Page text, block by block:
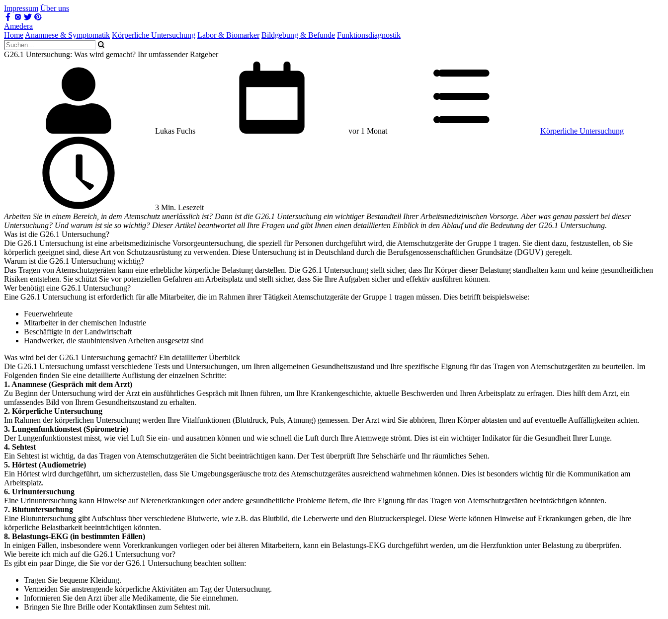
Impressum Über uns
Amedera
Home Anamnese & Symptomatik Körperliche Untersuchung Labor & Biomarker Bildgebung & Befunde Funktionsdiagnostik
G26.1 Untersuchung: Was wird gemacht? Ihr umfassender Ratgeber
Lukas Fuchs vor 1 Monat Körperliche Untersuchung
3 Min. Lesezeit
Arbeiten Sie in einem Bereich, in dem Atemschutz unerlässlich ist? Dann ist die G26.1 Untersuchung ein wichtiger Bestandteil Ihrer Arbeitsmedizinischen Vorsorge. Aber was genau passiert bei dieser
Untersuchung? Und warum ist sie so wichtig? Dieser Artikel beantwortet all Ihre Fragen und gibt Ihnen einen detaillierten Einblick in den Ablauf und die Bedeutung der G26.1 Untersuchung.
Was ist die G26.1 Untersuchung?
Die G26.1 Untersuchung ist eine arbeitsmedizinische Vorsorgeuntersuchung, die speziell für Personen durchgeführt wird, die Atemschutzgeräte der Gruppe 1 tragen. Sie dient dazu, festzustellen, ob Sie
körperlich geeignet sind, diese Art von Schutzausrüstung zu verwenden. Diese Untersuchung ist in Deutschland durch die Berufsgenossenschaftlichen Grundsätze (DGUV) geregelt.
Warum ist die G26.1 Untersuchung wichtig?
Das Tragen von Atemschutzgeräten kann eine erhebliche körperliche Belastung darstellen. Die G26.1 Untersuchung stellt sicher, dass Ihr Körper dieser Belastung standhalten kann und keine gesundheitlichen
Risiken entstehen. Sie schützt Sie vor potenziellen Gefahren am Arbeitsplatz und stellt sicher, dass Sie Ihre Aufgaben sicher und effektiv ausführen können.
Wer benötigt eine G26.1 Untersuchung?
Eine G26.1 Untersuchung ist erforderlich für alle Mitarbeiter, die im Rahmen ihrer Tätigkeit Atemschutzgeräte der Gruppe 1 tragen müssen. Dies betrifft beispielsweise:
Feuerwehrleute
Mitarbeiter in der chemischen Industrie
Beschäftigte in der Landwirtschaft
Handwerker, die staubintensiven Arbeiten ausgesetzt sind
Was wird bei der G26.1 Untersuchung gemacht? Ein detaillierter Überblick
Die G26.1 Untersuchung umfasst verschiedene Tests und Untersuchungen, um Ihren allgemeinen Gesundheitszustand und Ihre spezifische Eignung für das Tragen von Atemschutzgeräten zu beurteilen. Im
Folgenden finden Sie eine detaillierte Auflistung der einzelnen Schritte:
1. Anamnese (Gespräch mit dem Arzt)
Zu Beginn der Untersuchung wird der Arzt ein ausführliches Gespräch mit Ihnen führen, um Ihre Krankengeschichte, aktuelle Beschwerden und Ihren Arbeitsplatz zu erfragen. Dies hilft dem Arzt, ein
umfassendes Bild von Ihrem Gesundheitszustand zu erhalten.
2. Körperliche Untersuchung
Im Rahmen der körperlichen Untersuchung werden Ihre Vitalfunktionen (Blutdruck, Puls, Atmung) gemessen. Der Arzt wird Sie abhören, Ihren Körper abtasten und auf eventuelle Auffälligkeiten achten.
3. Lungenfunktionstest (Spirometrie)
Der Lungenfunktionstest misst, wie viel Luft Sie ein- und ausatmen können und wie schnell die Luft durch Ihre Atemwege strömt. Dies ist ein wichtiger Indikator für die Gesundheit Ihrer Lunge.
4. Sehtest
Ein Sehtest ist wichtig, da das Tragen von Atemschutzgeräten die Sicht beeinträchtigen kann. Der Test überprüft Ihre Sehschärfe und Ihr räumliches Sehen.
5. Hörtest (Audiometrie)
Ein Hörtest wird durchgeführt, um sicherzustellen, dass Sie Umgebungsgeräusche trotz des Atemschutzgerätes ausreichend wahrnehmen können. Dies ist besonders wichtig für die Kommunikation am
Arbeitsplatz.
6. Urinuntersuchung
Eine Urinuntersuchung kann Hinweise auf Nierenerkrankungen oder andere gesundheitliche Probleme liefern, die Ihre Eignung für das Tragen von Atemschutzgeräten beeinträchtigen könnten.
7. Blutuntersuchung
Eine Blutuntersuchung gibt Aufschluss über verschiedene Blutwerte, wie z.B. das Blutbild, die Leberwerte und den Blutzuckerspiegel. Diese Werte können Hinweise auf Erkrankungen geben, die Ihre
körperliche Belastbarkeit beeinträchtigen könnten.
8. Belastungs-EKG (in bestimmten Fällen)
In einigen Fällen, insbesondere wenn Vorerkrankungen vorliegen oder bei älteren Mitarbeitern, kann ein Belastungs-EKG durchgeführt werden, um die Herzfunktion unter Belastung zu überprüfen.
Wie bereite ich mich auf die G26.1 Untersuchung vor?
Es gibt ein paar Dinge, die Sie vor der G26.1 Untersuchung beachten sollten:
Tragen Sie bequeme Kleidung.
Vermeiden Sie anstrengende körperliche Aktivitäten am Tag der Untersuchung.
Informieren Sie den Arzt über alle Medikamente, die Sie einnehmen.
Bringen Sie Ihre Brille oder Kontaktlinsen zum Sehtest mit.